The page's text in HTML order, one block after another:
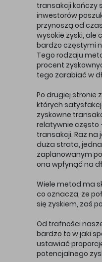
transakcji kończy
inwestorów
przynoszą od
wysokie zyski, ale
bardzo częstymi
Tego rodzaju
procent
tego zarabiać w
Po drugiej stronie
których
zyskowne
relatywnie często
transakcji. Raz na
duża strata,
zaplanowanym
ona wpłynąć na
Wiele metod ma
co oznacza, że
się zyskiem, zaś
Od trafności
bardzo to w jaki
ustawiać
potencjalnego